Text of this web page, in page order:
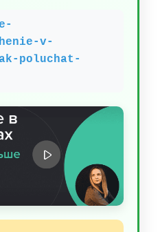
v-
poluchat-